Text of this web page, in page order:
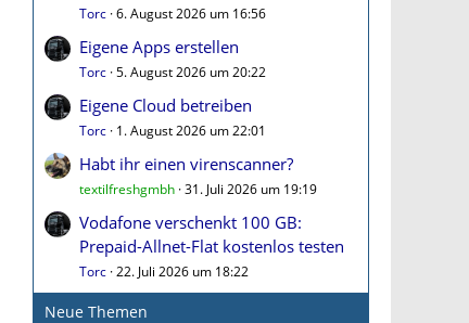
Torc 6. August 2026 um 16:56
Eigene Apps erstellen
Torc 5. August 2026 um 20:22
Eigene Cloud betreiben
Torc 1. August 2026 um 22:01
Habt ihr einen virenscanner?
textilfreshgmbh 31. Juli 2026 um 19:19
Vodafone verschenkt 100 GB:
Prepaid-Allnet-Flat kostenlos testen
Torc 22. Juli 2026 um 18:22
Neue Themen